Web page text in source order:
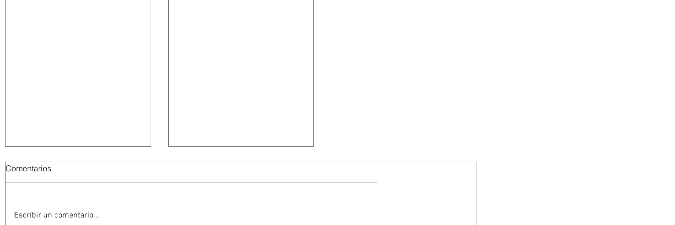
Comentarios
Escribir un comentario...